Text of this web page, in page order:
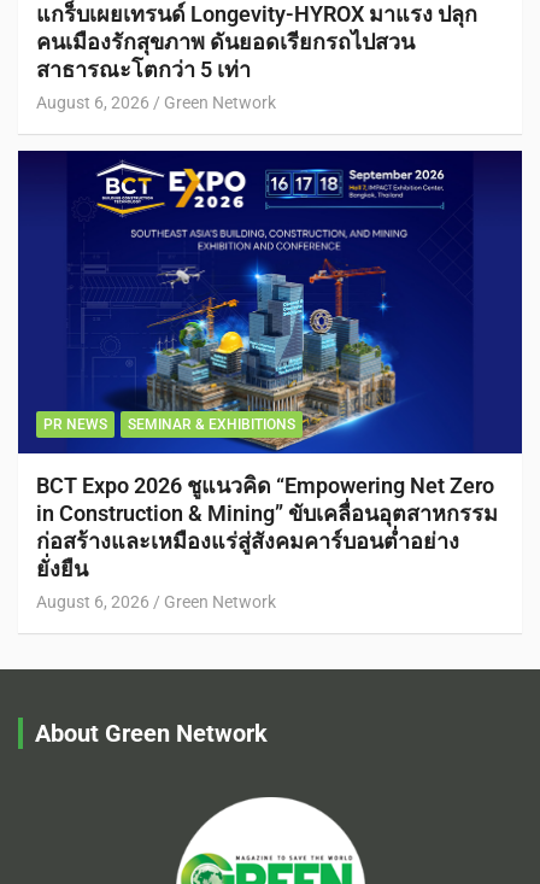
แกร็บเผยเทรนด์ Longevity-HYROX มาแรง ปลุก
คนเมืองรักสุขภาพ ดันยอดเรียกรถไปสวน
สาธารณะโตกว่า 5 เท่า
August 6, 2026 Green Network
PR NEWS SEMINAR & EXHIBITIONS
BCT Expo 2026 ชูแนวคิด “Empowering Net Zero
in Construction & Mining” ขับเคลื่อนอุตสาหกรรม
ก่อสร้างและเหมืองแร่สู่สังคมคาร์บอนต่ำอย่าง
ยั่งยืน
August 6, 2026 Green Network
About Green Network